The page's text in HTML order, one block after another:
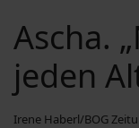
Ascha.
jeden
Irene Haberl/BOG